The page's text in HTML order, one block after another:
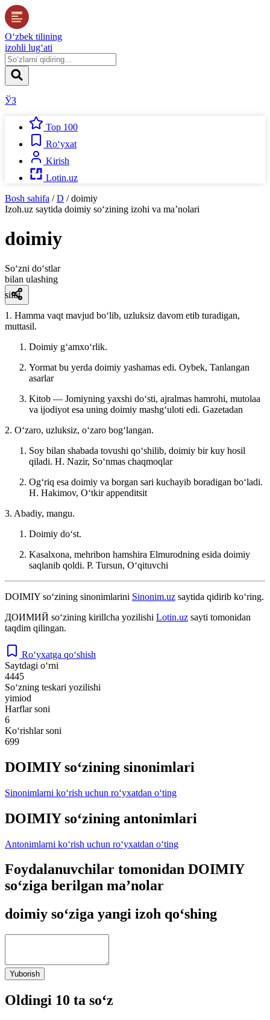
O‘zbek tilining
izohli lug‘ati
ЎЗ
Top 100
Ro‘yxat
Kirish
Lotin.uz
Bosh sahifa / D / doimiy
Izoh.uz saytida doimiy so‘zining izohi va ma’nolari
doimiy
So‘zni do‘stlar
bilan ulashing
sifat
1. Hamma vaqt mavjud boʻlib, uzluksiz davom etib turadigan,
muttasil.
Doimiy gʻamxoʻrlik.
Yormat bu yerda doimiy yashamas edi. Oybek, Tanlangan
asarlar
Kitob — Jomiyning yaxshi doʻsti, ajralmas hamrohi, mutolaa
va ijodiyot esa uning doimiy mashgʻuloti edi. Gazetadan
2. Oʻzaro, uzluksiz, oʻzaro bogʻlangan.
Soy bilan shabada tovushi qoʻshilib, doimiy bir kuy hosil
qiladi. H. Nazir, Soʻnmas chaqmoqlar
Ogʻriq esa doimiy va borgan sari kuchayib boradigan boʻladi.
H. Hakimov, Oʻtkir appenditsit
3. Abadiy, mangu.
Doimiy doʻst.
Kasalxona, mehribon hamshira Elmurodning esida doimiy
saqlanib qoldi. P. Tursun, Oʻqituvchi
DOIMIY so‘zining sinonimlarini Sinonim.uz saytida qidirib ko‘ring.
ДОИМИЙ so‘zining kirillcha yozilishi Lotin.uz sayti tomonidan
taqdim qilingan.
Ro‘yxatga qo‘shish
Saytdagi o‘rni
4445
So‘zning teskari yozilishi
yimiod
Harflar soni
6
Ko‘rishlar soni
699
DOIMIY so‘zining sinonimlari
Sinonimlarni ko‘rish uchun ro‘yxatdan o‘ting
DOIMIY so‘zining antonimlari
Antonimlarni ko‘rish uchun ro‘yxatdan o‘ting
Foydalanuvchilar tomonidan DOIMIY
so‘ziga berilgan ma’nolar
doimiy so‘ziga yangi izoh qo‘shing
Yuborish
Oldingi 10 ta so‘z